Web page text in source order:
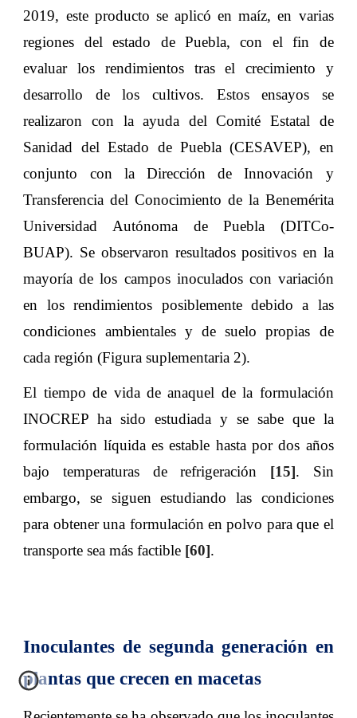
2019, este producto se aplicó en maíz, en varias
regiones del estado de Puebla, con el fin de
evaluar los rendimientos tras el crecimiento y
desarrollo de los cultivos. Estos ensayos se
realizaron con la ayuda del Comité Estatal de
Sanidad del Estado de Puebla (CESAVEP), en
conjunto con la Dirección de Innovación y
Transferencia del Conocimiento de la Benemérita
Universidad Autónoma de Puebla (DITCo-
BUAP). Se observaron resultados positivos en la
mayoría de los campos inoculados con variación
en los rendimientos posiblemente debido a las
condiciones ambientales y de suelo propias de
cada región (Figura suplementaria 2).
El tiempo de vida de anaquel de la formulación
INOCREP ha sido estudiada y se sabe que la
formulación líquida es estable hasta por dos años
bajo temperaturas de refrigeración [15]. Sin
embargo, se siguen estudiando las condiciones
para obtener una formulación en polvo para que el
transporte sea más factible [60].
Inoculantes de segunda generación en
plantas que crecen en macetas